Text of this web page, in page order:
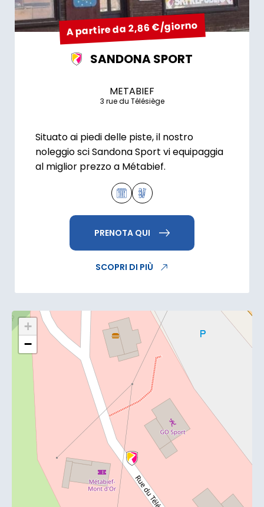
A partire da 2,86 €/giorno
SANDONA SPORT
METABIEF
3 rue du Télésiège
Situato ai piedi delle piste, il nostro
noleggio sci Sandona Sport vi equipaggia
al miglior prezzo a Métabief.
PRENOTA QUI
SCOPRI DI PIÙ
+
−